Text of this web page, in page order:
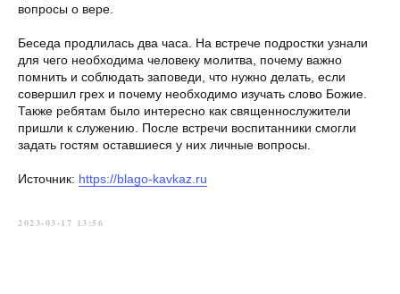
вопросы о вере.
Беседа продлилась два часа. На встрече подростки узнали
для чего необходима человеку молитва, почему важно
помнить и соблюдать заповеди, что нужно делать, если
совершил грех и почему необходимо изучать слово Божие.
Также ребятам было интересно как священнослужители
пришли к служению. После встречи воспитанники смогли
задать гостям оставшиеся у них личные вопросы.
Источник: https://blago-kavkaz.ru
2023-03-17 13:56